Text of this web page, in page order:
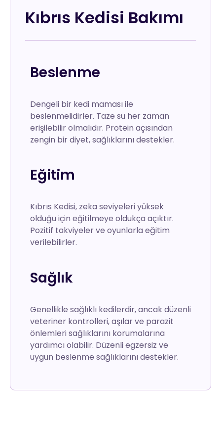
Kıbrıs Kedisi Bakımı
Beslenme
Dengeli bir kedi maması ile
beslenmelidirler. Taze su her zaman
erişilebilir olmalıdır. Protein açısından
zengin bir diyet, sağlıklarını destekler.
Eğitim
Kıbrıs Kedisi, zeka seviyeleri yüksek
olduğu için eğitilmeye oldukça açıktır.
Pozitif takviyeler ve oyunlarla eğitim
verilebilirler.
Sağlık
Genellikle sağlıklı kedilerdir, ancak düzenli
veteriner kontrolleri, aşılar ve parazit
önlemleri sağlıklarını korumalarına
yardımcı olabilir. Düzenli egzersiz ve
uygun beslenme sağlıklarını destekler.